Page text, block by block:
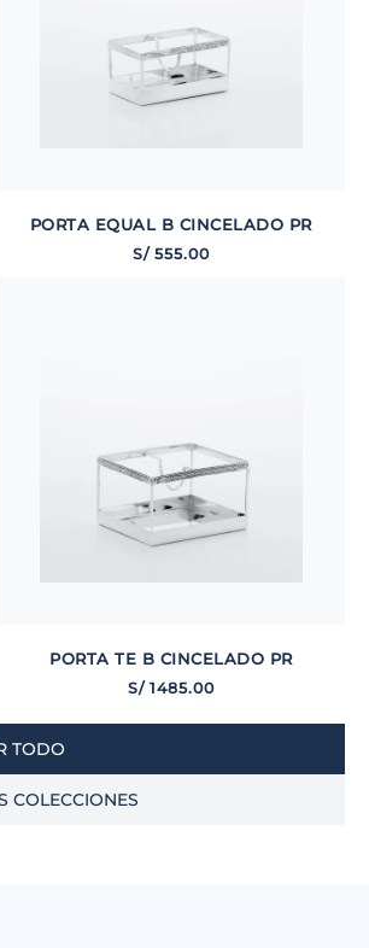
PORTA EQUAL B CINCELADO PR
S/ 555.00
PORTA TE B CINCELADO PR
S/ 1485.00
TODO
COLECCIONES